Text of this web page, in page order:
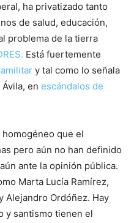
ha privatizado tanto
de salud, educación,
problema de la tierra
. Está fuertemente
y tal como lo señala
en escándalos de
que el
pero aún no han definido
ante la opinión pública.
Marta Lucía Ramírez,
Alejandro Ordóñez. Hay
y santismo tienen el